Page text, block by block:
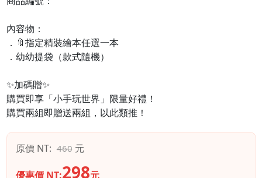
內容物：
．🔖指定精裝繪本任選一本
．幼幼提袋（款式隨機）
✨加碼贈✨
購買即享「小手玩世界」限量好禮！
購買兩組即贈送兩組，以此類推！
原價 NT: 460元
優惠價 NT:298元